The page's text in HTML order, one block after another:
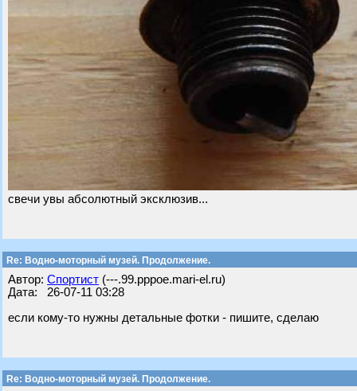
свечи увы абсолютный эксклюзив...
Re: Водно-моторный музей. Продолжение.
Автор: Спортист (---.99.pppoe.mari-el.ru)
Дата: 26-07-11 03:28
если кому-то нужны детальные фотки - пишите, сделаю
Re: Водно-моторный музей. Продолжение.